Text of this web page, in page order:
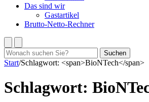
Das sind wir
Gastartikel
Brutto-Netto-Rechner
Suchen
nach:
Suchen
Start/Schlagwort: <span>BioNTech</span>
Schlagwort: